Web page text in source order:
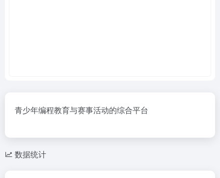
青少年编程教育与赛事活动的综合平台
数据统计